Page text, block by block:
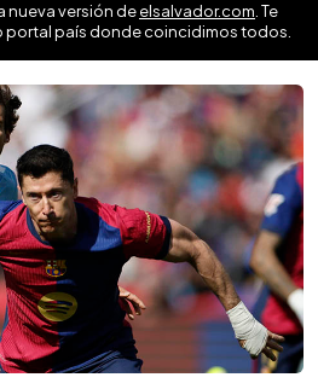
nueva versión deelsalvador.com . Te
portal país donde coincidimos todos.